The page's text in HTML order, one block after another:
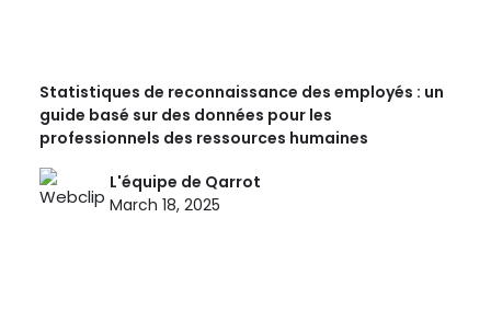
Statistiques de reconnaissance des employés : un
guide basé sur des données pour les
professionnels des ressources humaines
L'équipe de Qarrot
March 18, 2025